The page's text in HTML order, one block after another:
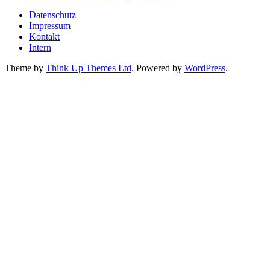
Datenschutz
Impressum
Kontakt
Intern
Theme by Think Up Themes Ltd. Powered by WordPress.